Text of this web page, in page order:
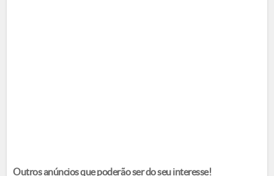
Outros anúncios que poderão ser do seu interesse!